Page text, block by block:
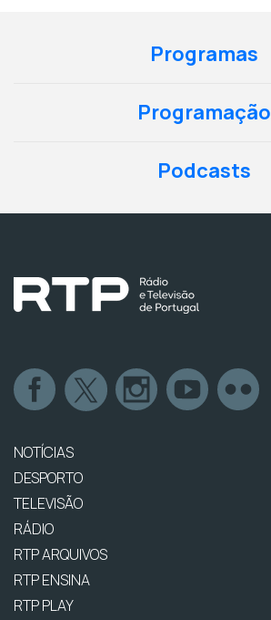
Programas
Programação
Podcasts
NOTÍCIAS
DESPORTO
TELEVISÃO
RÁDIO
RTP ARQUIVOS
RTP ENSINA
RTP PLAY